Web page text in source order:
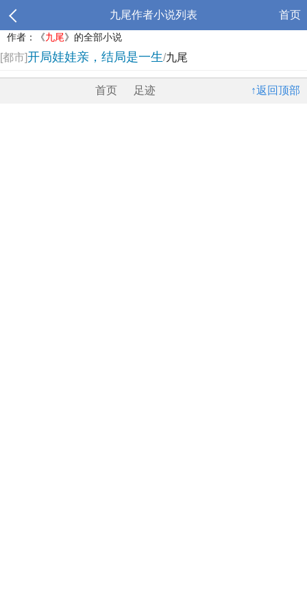
九尾作者小说列表 首页
作者：《九尾》的全部小说
[都市]开局娃娃亲，结局是一生/九尾
↑返回顶部
首页 足迹